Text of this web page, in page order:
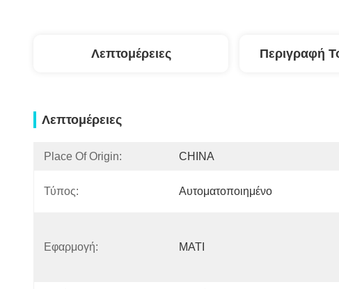
Λεπτομέρειες Περιγραφή
Λεπτομέρειες
Place Of Origin: CHINA
Τύπος: Αυτοματοποιημένο
Εφαρμογή: ΜΑΤΙ